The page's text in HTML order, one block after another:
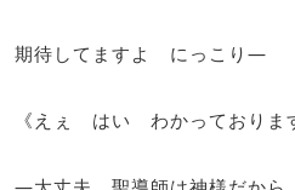
期待してますよ にっこり―
《えぇ はい わかっておりま